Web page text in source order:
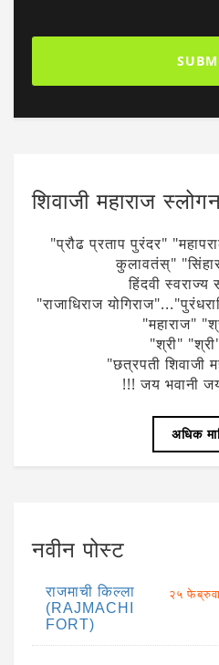
शिवाजी महाराज
"प्रौढ प्रताप पुरंदर"
कुलावतंस्"
हिंदवी
"राजाधिराज
"महाराज"
"श्री"
"छत्रपती शिवाजी
!!! जय भवानी
अधिक
नवीन पोस्ट
राजमाची किल्ला
(RAJMACHI
FORT)
२५